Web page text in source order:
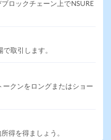
ロックチェーン上でNSURE
で取引します。
クンをロングまたはショー
得を得ましょう。